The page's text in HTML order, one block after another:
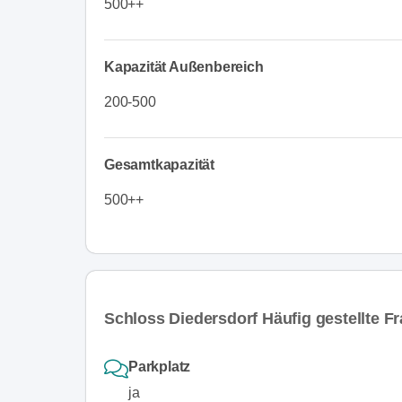
500++
Kapazität Außenbereich
200-500
Gesamtkapazität
500++
Schloss Diedersdorf Häufig gestellte
Parkplatz
ja